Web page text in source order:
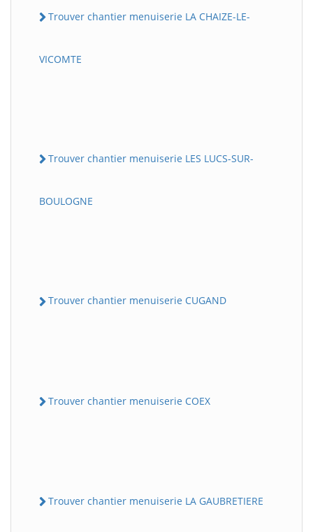
Trouver chantier menuiserie LA CHAIZE-LE-
VICOMTE
Trouver chantier menuiserie LES LUCS-SUR-
BOULOGNE
Trouver chantier menuiserie CUGAND
Trouver chantier menuiserie COEX
Trouver chantier menuiserie LA GAUBRETIERE